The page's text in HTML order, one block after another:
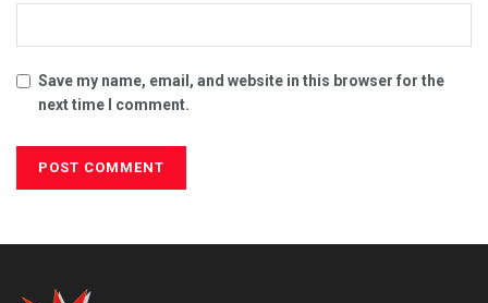
Save my name, email, and website in this browser for the
next time I comment.